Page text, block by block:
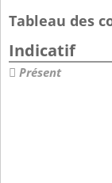
Tableau des
Indicatif
Présent